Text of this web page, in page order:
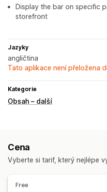
Display the bar on specific
storefront
Jazyky
angličtina
Tato aplikace není přeložena
Kategorie
Obsah – další
Cena
Vyberte si tarif, který nejlépe
Free